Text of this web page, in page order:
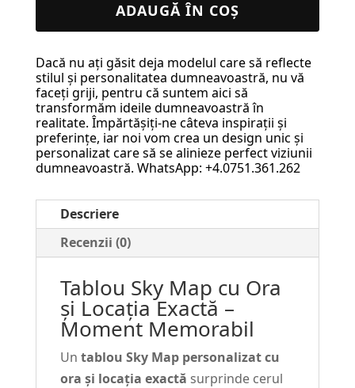
Sky
Ora
și
Locația
Exactă
–
Moment
Memorabil
ADAUGĂ ÎN COȘ
Dacă nu ați găsit deja modelul care să reflecte
stilul și personalitatea dumneavoastră, nu vă
faceți griji, pentru că suntem aici să
transformăm ideile dumneavoastră în
realitate. Împărtășiți-ne câteva inspirații și
preferințe, iar noi vom crea un design unic și
personalizat care să se alinieze perfect viziunii
dumneavoastră. WhatsApp: +4.0751.361.262
Descriere
Recenzii (0)
Tablou Sky Map cu Ora
și Locația Exactă –
Moment Memorabil
Un tablou Sky Map personalizat cu
ora și locația exactă surprinde cerul